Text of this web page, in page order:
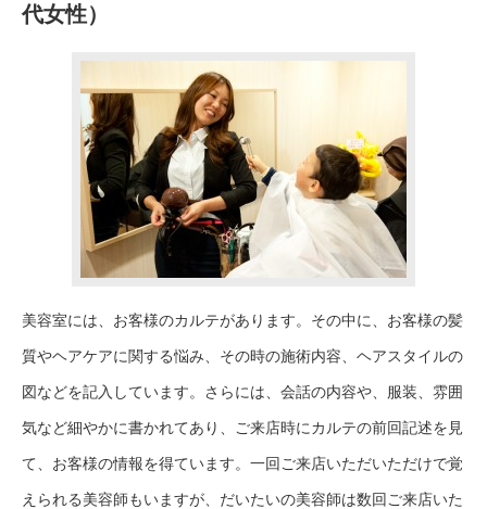
代女性）
美容室には、お客様のカルテがあります。その中に、お客様の髪
質やヘアケアに関する悩み、その時の施術内容、ヘアスタイルの
図などを記入しています。さらには、会話の内容や、服装、雰囲
気など細やかに書かれてあり、ご来店時にカルテの前回記述を見
て、お客様の情報を得ています。一回ご来店いただいただけで覚
えられる美容師もいますが、だいたいの美容師は数回ご来店いた